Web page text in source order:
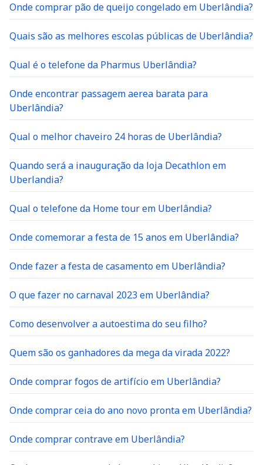
Onde comprar pão de queijo congelado em Uberlândia?
Quais são as melhores escolas públicas de Uberlândia?
Qual é o telefone da Pharmus Uberlândia?
Onde encontrar passagem aerea barata para
Uberlândia?
Qual o melhor chaveiro 24 horas de Uberlândia?
Quando será a inauguração da loja Decathlon em
Uberlandia?
Qual o telefone da Home tour em Uberlândia?
Onde comemorar a festa de 15 anos em Uberlândia?
Onde fazer a festa de casamento em Uberlândia?
O que fazer no carnaval 2023 em Uberlândia?
Como desenvolver a autoestima do seu filho?
Quem são os ganhadores da mega da virada 2022?
Onde comprar fogos de artifício em Uberlândia?
Onde comprar ceia do ano novo pronta em Uberlândia?
Onde comprar contrave em Uberlândia?